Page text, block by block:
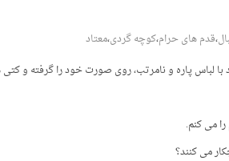
،قدم های حرام،کوچه گردی،معتاد
با لباس پاره و نامرتب، روی صورت خود را گرفته و
را می کنم.
می کنند؟